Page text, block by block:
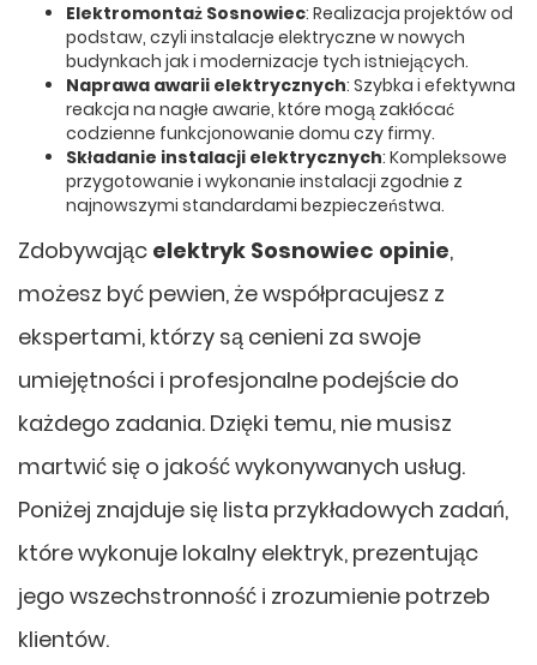
Elektromontaż Sosnowiec: Realizacja projektów od
podstaw, czyli instalacje elektryczne w nowych
budynkach jak i modernizacje tych istniejących.
Naprawa awarii elektrycznych: Szybka i efektywna
reakcja na nagłe awarie, które mogą zakłócać
codzienne funkcjonowanie domu czy firmy.
Składanie instalacji elektrycznych: Kompleksowe
przygotowanie i wykonanie instalacji zgodnie z
najnowszymi standardami bezpieczeństwa.
Zdobywając elektryk Sosnowiec opinie,
możesz być pewien, że współpracujesz z
ekspertami, którzy są cenieni za swoje
umiejętności i profesjonalne podejście do
każdego zadania. Dzięki temu, nie musisz
martwić się o jakość wykonywanych usług.
Poniżej znajduje się lista przykładowych zadań,
które wykonuje lokalny elektryk, prezentując
jego wszechstronność i zrozumienie potrzeb
klientów.